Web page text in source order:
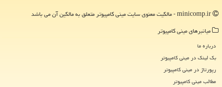
میانبرهای مینی كامپیوتر
درباره ما
بک لینک در مینی كامپیوتر
رپورتاژ در مینی كامپیوتر
مطالب مینی كامپیوتر